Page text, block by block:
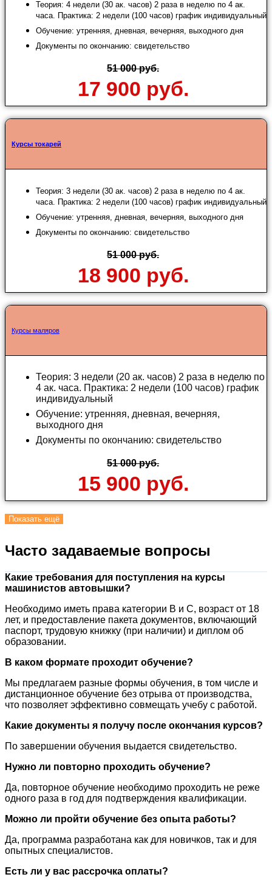
Теория: 4 недели (30 ак. часов) 2 раза в неделю по 4 ак.
часа. Практика: 2 недели (100 часов) график индивидуальный
Обучение: утренняя, дневная, вечерняя, выходного дня
Документы по окончанию: свидетельство
51 000 руб.
17 900 руб.
Курсы токарей
Теория: 3 недели (30 ак. часов) 2 раза в неделю по 4 ак.
часа. Практика: 2 недели (100 часов) график индивидуальный
Обучение: утренняя, дневная, вечерняя, выходного дня
Документы по окончанию: свидетельство
51 000 руб.
18 900 руб.
Курсы маляров
Теория: 3 недели (20 ак. часов) 2 раза в неделю по
4 ак. часа. Практика: 2 недели (100 часов) график
индивидуальный
Обучение: утренняя, дневная, вечерняя,
выходного дня
Документы по окончанию: свидетельство
51 000 руб.
15 900 руб.
Показать ещё
Часто задаваемые вопросы
Какие требования для поступления на курсы
машинистов автовышки?
Необходимо иметь права категории B и C, возраст от 18
лет, и предоставление пакета документов, включающий
паспорт, трудовую книжку (при наличии) и диплом об
образовании.
В каком формате проходит обучение?
Мы предлагаем разные формы обучения, в том числе и
дистанционное обучение без отрыва от производства,
что позволяет эффективно совмещать учебу с работой.
Какие документы я получу после окончания курсов?
По завершении обучения выдается свидетельство.
Нужно ли повторно проходить обучение?
Да, повторное обучение необходимо проходить не реже
одного раза в год для подтверждения квалификации.
Можно ли пройти обучение без опыта работы?
Да, программа разработана как для новичков, так и для
опытных специалистов.
Есть ли у вас рассрочка оплаты?